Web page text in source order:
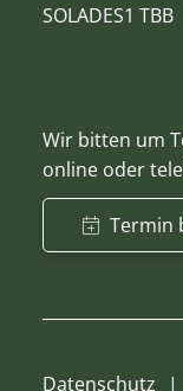
SOLADES1 TBB
Wir bitten um
online oder
Termin
Datenschutz